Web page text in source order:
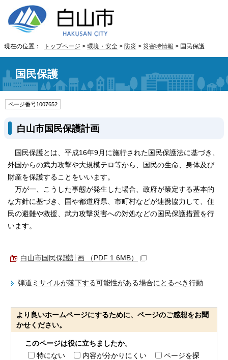
現在の位置： トップページ > 環境・安全 > 防災 > 災害時情報 > 国民保護
国民保護
ページ番号1007652
白山市国民保護計画
国民保護とは、平成16年9月に施行された国民保護法に基づき、
外国からの武力攻撃や大規模テロ等から、国民の生命、身体及び
財産を保護することをいいます。
万が一、こうした事態が発生した場合、政府が策定する基本的
な方針に基づき、国や都道府県、市町村などが連携協力して、住
民の避難や救援、武力攻撃災害への対処などの国民保護措置を行
います。
白山市国民保護計画 （PDF 1.6MB）
弾道ミサイルが落下する可能性がある場合にとるべき行動
より良いホームページにするために、ページのご感想をお聞
かせください。
このページは役に立ちましたか。
特にない
内容が分かりにくい
ページを探